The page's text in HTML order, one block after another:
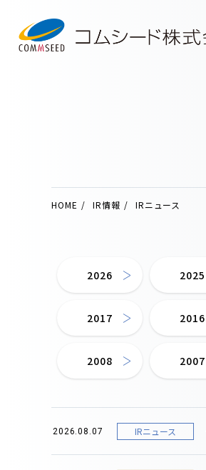
HOME IR情報 IRニュース
2026 2025
2017 2016
2008 2007
2026.08.07 IRニュース